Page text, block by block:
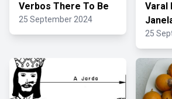
Verbos There To Be
25 September 2024
Varal
25